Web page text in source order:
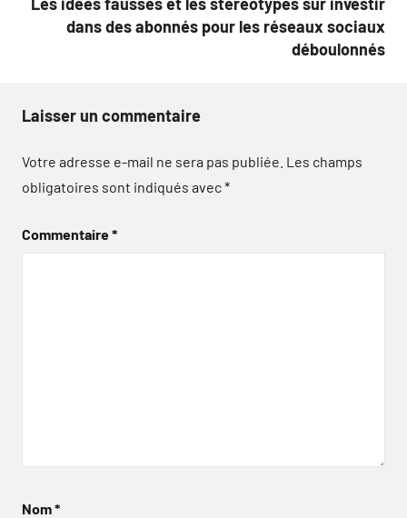
dans des abonnés pour les réseaux sociaux
déboulonnés
Laisser un commentaire
Votre adresse e-mail ne sera pas publiée. Les champs
obligatoires sont indiqués avec*
Commentaire*
Nom*